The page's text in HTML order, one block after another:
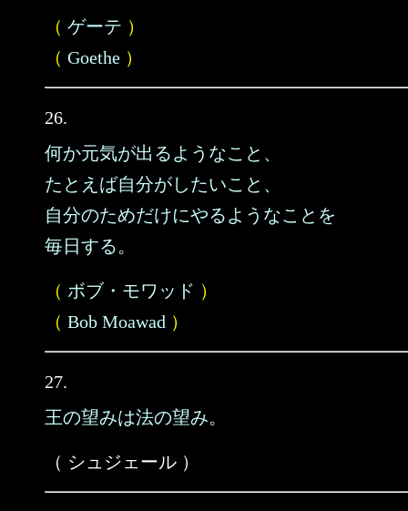
（ ゲーテ ）
（ Goethe ）
26.
何か元気が出るようなこと、
たとえば自分がしたいこと、
自分のためだけにやるようなことを
毎日する。
（ ボブ・モワッド ）
（ Bob Moawad ）
27.
王の望みは法の望み。
（ シュジェール ）